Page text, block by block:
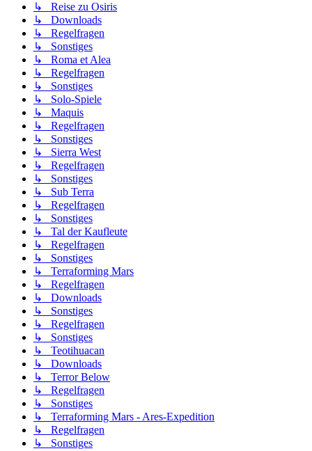
↳ Reise zu Osiris
↳ Downloads
↳ Regelfragen
↳ Sonstiges
↳ Roma et Alea
↳ Regelfragen
↳ Sonstiges
↳ Solo-Spiele
↳ Maquis
↳ Regelfragen
↳ Sonstiges
↳ Sierra West
↳ Regelfragen
↳ Sonstiges
↳ Sub Terra
↳ Regelfragen
↳ Sonstiges
↳ Tal der Kaufleute
↳ Regelfragen
↳ Sonstiges
↳ Terraforming Mars
↳ Regelfragen
↳ Downloads
↳ Sonstiges
↳ Regelfragen
↳ Sonstiges
↳ Teotihuacan
↳ Downloads
↳ Terror Below
↳ Regelfragen
↳ Sonstiges
↳ Terraforming Mars - Ares-Expedition
↳ Regelfragen
↳ Sonstiges